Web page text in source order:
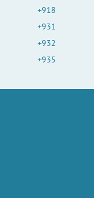
+918
+931
+932
+935